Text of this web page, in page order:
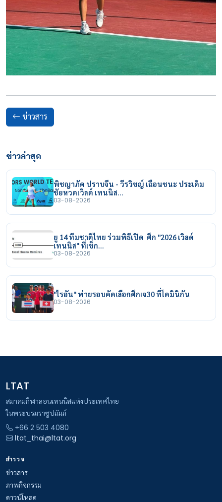
ข่าวสาร
ข่าวล่าสุด
พิชญาภัค ปราบจีน - วีรวิชญ์ เฉือนชนะ ประเดิม
ชัยหวดเวิลด์ เทนนิส…
03-08-2026
ยู 14 ทีมชาติไทย ร่วมพิธีเปิด ศึก "2026 เวิลด์
เทนนิส" ที่เช็ก…
03-08-2026
"ไรอัน" พ่ายรอบคัดเลือกศึกเจ30 ที่โดมินิกัน
03-08-2026
LTAT
สมาคมกีฬาลอนเทนนิสแห่งประเทศไทย
ในพระบรมราชูปถัมภ์
+66 2 503 4080
ltat_thai@ltat.org
สำรวจ
ข่าวสาร
ภาพกิจกรรม
ดาวน์โหลด